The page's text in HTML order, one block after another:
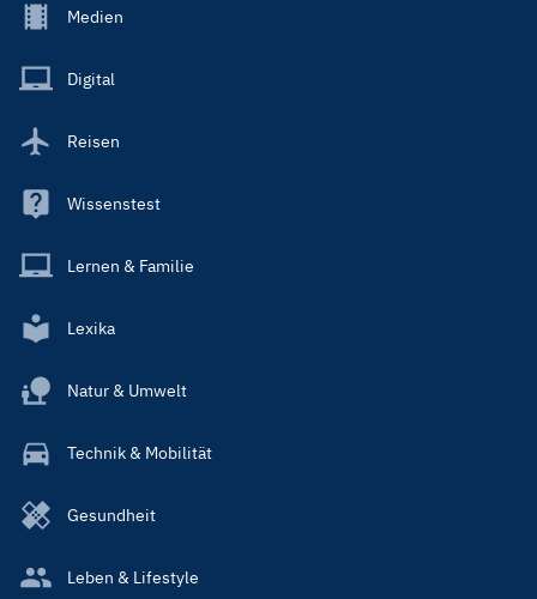
Footer
Main
Medien
Digital
Reisen
Wissenstest
Lernen & Familie
Lexika
Natur & Umwelt
Technik & Mobilität
Gesundheit
Leben & Lifestyle